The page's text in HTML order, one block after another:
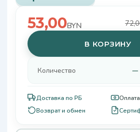
53,00BYN
В КОРЗИНУ
Количество −
Доставка по РБ
Возврат и обмен